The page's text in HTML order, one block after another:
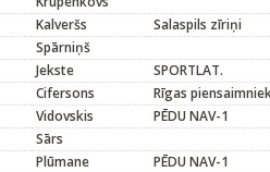
Kalveršs
Salaspils zīriņi
Spārniņš
Jekste
SPORTLAT.
Cifersons
Rīgas
Vidovskis
PĒDU NAV-1
Sārs
Plūmane
PĒDU NAV-1